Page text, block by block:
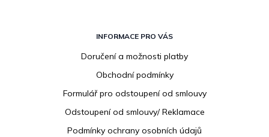
INFORMACE PRO VÁS
Doručení a možnosti platby
Obchodní podmínky
Formulář pro odstoupení od smlouvy
Odstoupení od smlouvy/ Reklamace
Podmínky ochrany osobních údajů